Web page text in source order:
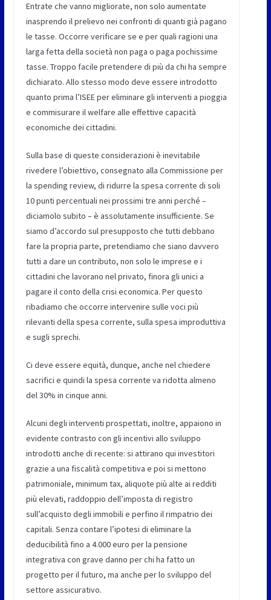
Entrate che vanno migliorate, non solo aumentate
inasprendo il prelievo nei confronti di quanti già pagano
le tasse. Occorre verificare se e per quali ragioni una
larga fetta della società non paga o paga pochissime
tasse. Troppo facile pretendere di più da chi ha sempre
dichiarato. Allo stesso modo deve essere introdotto
quanto prima l’ISEE per eliminare gli interventi a pioggia
e commisurare il welfare alle effettive capacità
economiche dei cittadini.
Sulla base di queste considerazioni è inevitabile
rivedere l’obiettivo, consegnato alla Commissione per
la spending review, di ridurre la spesa corrente di soli
10 punti percentuali nei prossimi tre anni perché –
diciamolo subito – è assolutamente insufficiente. Se
siamo d’accordo sul presupposto che tutti debbano
fare la propria parte, pretendiamo che siano davvero
tutti a dare un contributo, non solo le imprese e i
cittadini che lavorano nel privato, finora gli unici a
pagare il conto della crisi economica. Per questo
ribadiamo che occorre intervenire sulle voci più
rilevanti della spesa corrente, sulla spesa improduttiva
e sugli sprechi.
Ci deve essere equità, dunque, anche nel chiedere
sacrifici e quindi la spesa corrente va ridotta almeno
del 30% in cinque anni.
Alcuni degli interventi prospettati, inoltre, appaiono in
evidente contrasto con gli incentivi allo sviluppo
introdotti anche di recente: si attirano qui investitori
grazie a una fiscalità competitiva e poi si mettono
patrimoniale, minimum tax, aliquote più alte ai redditi
più elevati, raddoppio dell’imposta di registro
sull’acquisto degli immobili e perfino il rimpatrio dei
capitali. Senza contare l’ipotesi di eliminare la
deducibilità fino a 4.000 euro per la pensione
integrativa con grave danno per chi ha fatto un
progetto per il futuro, ma anche per lo sviluppo del
settore assicurativo.